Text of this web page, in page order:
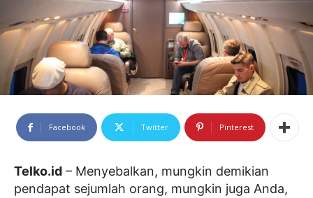
Facebook Twitter Pinterest
Telko.id – Menyebalkan, mungkin demikian
pendapat sejumlah orang, mungkin juga Anda,